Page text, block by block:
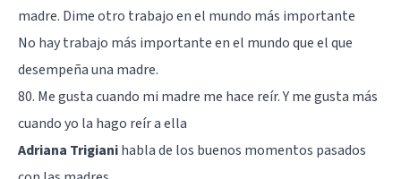
madre. Dime otro trabajo en el mundo más importante
No hay trabajo más importante en el mundo que el que
desempeña una madre.
80. Me gusta cuando mi madre me hace reír. Y me gusta más
cuando yo la hago reír a ella
Adriana Trigianihabla de los buenos momentos pasados